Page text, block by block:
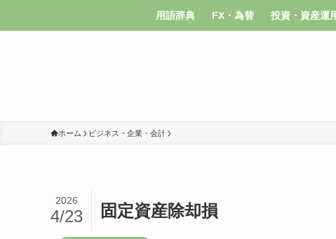
用語辞典 FX・為替 投資・資産運
ホーム ビジネス・企業・会計
固定資産除却損
2026
4/23